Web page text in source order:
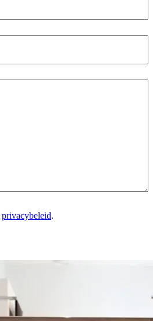
privacybeleid.